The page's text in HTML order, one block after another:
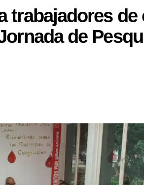
trabajadores de
de